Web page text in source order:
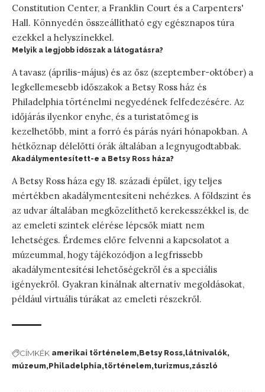
Constitution Center, a Franklin Court és a Carpenters'
Hall. Könnyedén összeállítható egy egésznapos túra
ezekkel a helyszínekkel.
Melyik a legjobb időszak a látogatásra?
A tavasz (április-május) és az ősz (szeptember-október) a
legkellemesebb időszakok a Betsy Ross ház és
Philadelphia történelmi negyedének felfedezésére. Az
időjárás ilyenkor enyhe, és a turistatömeg is
kezelhetőbb, mint a forró és párás nyári hónapokban. A
hétköznap délelőtti órák általában a legnyugodtabbak.
Akadálymentesített-e a Betsy Ross háza?
A Betsy Ross háza egy 18. századi épület, így teljes
mértékben akadálymentesíteni nehézkes. A földszint és
az udvar általában megközelíthető kerekesszékkel is, de
az emeleti szintek elérése lépcsők miatt nem
lehetséges. Érdemes előre felvenni a kapcsolatot a
múzeummal, hogy tájékozódjon a legfrissebb
akadálymentesítési lehetőségekről és a speciális
igényekről. Gyakran kínálnak alternatív megoldásokat,
például virtuális túrákat az emeleti részekről.
CÍMKÉK amerikai történelem Betsy Ross látnivalók
múzeum Philadelphia történelem turizmus zászló